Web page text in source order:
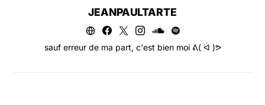
JEANPAULTARTE
sauf erreur de ma part, c'est bien moi ᕕ( ᐛ )ᕗ